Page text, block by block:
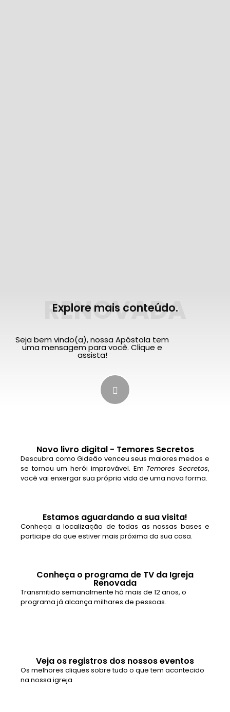
RENOVADA
Explore mais conteúdo.
Seja bem vindo(a), nossa Apóstola tem
uma mensagem para você. Clique e
assista!
Novo livro digital - Temores Secretos
Descubra como Gideão venceu seus maiores medos e
se tornou um herói improvável. Em Temores Secretos,
você vai enxergar sua própria vida de uma nova forma.
Estamos aguardando a sua visita!
Conheça a localização de todas as nossas bases e
participe da que estiver mais próxima da sua casa.
Conheça o programa de TV da Igreja
Renovada
Transmitido semanalmente há mais de 12 anos, o
programa já alcança milhares de pessoas.
Veja os registros dos nossos eventos
Os melhores cliques sobre tudo o que tem acontecido
na nossa igreja.